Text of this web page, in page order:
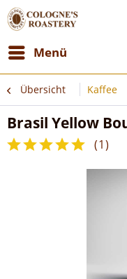
Menü
Übersicht Kaffee
Brasil Yellow
(1)